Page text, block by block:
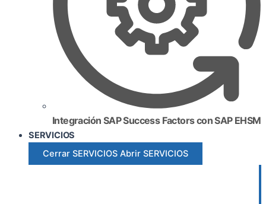
Integración SAP Success Factors con SAP EHSM
SERVICIOS
Cerrar SERVICIOS Abrir SERVICIOS